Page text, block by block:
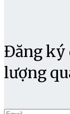
Đăng ký
lượng